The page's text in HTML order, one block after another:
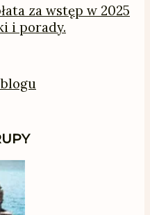
za wstęp w 2025
i porady.